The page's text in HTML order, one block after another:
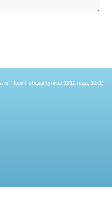
м. Парк Победы (улица 1812 года, 10к1)